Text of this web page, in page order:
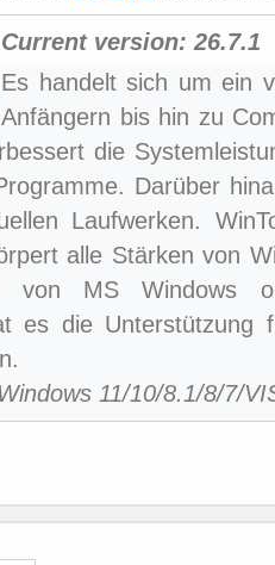
Current version: 26.7.1
Es handelt sich um ein
Anfängern bis hin zu
die
Darüber
Laufwerken.
alle Stärken von
von MS Windows
es die
11/10/8.1/8/7/